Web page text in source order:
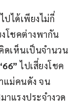
ปได้เพียงไม่กี่
โชคต่างพากัน
ดเห็นเป็นจำนวน
ไปเสี่ยงโชค
แม่คนดัง จน
าแรงประจำงวด